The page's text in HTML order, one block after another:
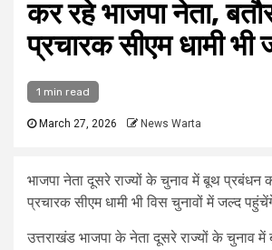
कर रहे भाजपा नेता,
प्रचारक सीएम धामी भी
1 min read
March 27, 2026 News Warta
भाजपा नेता दूसरे राज्यों के चुनाव में बूथ प्रबंधन
प्रचारक सीएम धामी भी विस चुनावों में जल्द
उत्तराखंड भाजपा के नेता दूसरे राज्यों के चुनाव